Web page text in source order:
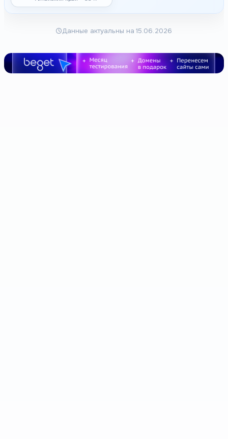
Данные актуальны на 15.06.2026